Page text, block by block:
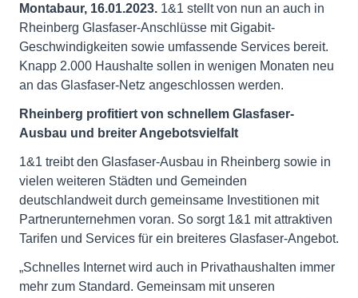
Montabaur, 16.01.2023. 1&1 stellt von nun an auch in
Rheinberg Glasfaser-Anschlüsse mit Gigabit-
Geschwindigkeiten sowie umfassende Services bereit.
Knapp 2.000 Haushalte sollen in wenigen Monaten neu
an das Glasfaser-Netz angeschlossen werden.
Rheinberg profitiert von schnellem Glasfaser-
Ausbau und breiter Angebotsvielfalt
1&1 treibt den Glasfaser-Ausbau in Rheinberg sowie in
vielen weiteren Städten und Gemeinden
deutschlandweit durch gemeinsame Investitionen mit
Partnerunternehmen voran. So sorgt 1&1 mit attraktiven
Tarifen und Services für ein breiteres Glasfaser-Angebot.
„Schnelles Internet wird auch in Privathaushalten immer
mehr zum Standard. Gemeinsam mit unseren